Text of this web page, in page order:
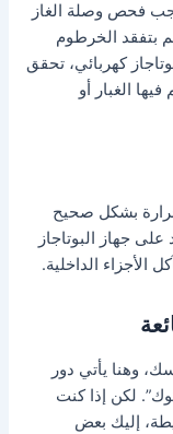
فحص وصلة الغاز
بتفقد الخرطوم
كهربائي، تحقق
الغبار أو
بشكل صحيح
جهاز البوتاجاز
الأجزاء الداخلية.
وهنا يأتي دور
لكن إذا كنت
إليك بعض